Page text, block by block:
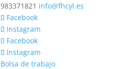
983371821 info@fhcyl.es
Facebook
Instagram
Facebook
Instagram
Bolsa de trabajo